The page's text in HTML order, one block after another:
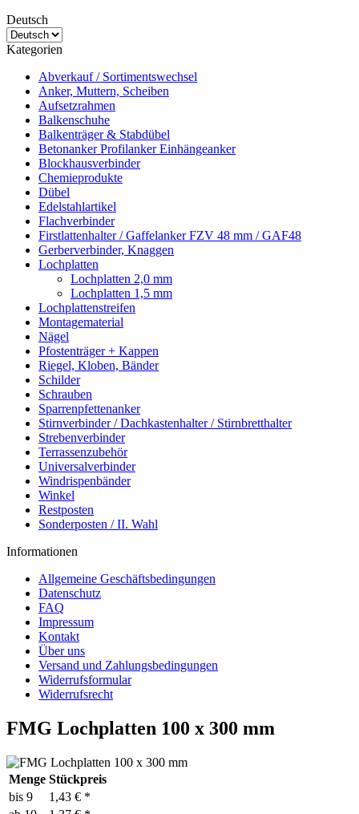
Deutsch
Kategorien
Abverkauf / Sortimentswechsel
Anker, Muttern, Scheiben
Aufsetzrahmen
Balkenschuhe
Balkenträger & Stabdübel
Betonanker Profilanker Einhängeanker
Blockhausverbinder
Chemieprodukte
Dübel
Edelstahlartikel
Flachverbinder
Firstlattenhalter / Gaffelanker FZV 48 mm / GAF48
Gerberverbinder, Knaggen
Lochplatten
Lochplatten 2,0 mm
Lochplatten 1,5 mm
Lochplattenstreifen
Montagematerial
Nägel
Pfostenträger + Kappen
Riegel, Kloben, Bänder
Schilder
Schrauben
Sparrenpfettenanker
Stirnverbinder / Dachkastenhalter / Stirnbretthalter
Strebenverbinder
Terrassenzubehör
Universalverbinder
Windrispenbänder
Winkel
Restposten
Sonderposten / II. Wahl
Informationen
Allgemeine Geschäftsbedingungen
Datenschutz
FAQ
Impressum
Kontakt
Über uns
Versand und Zahlungsbedingungen
Widerrufsformular
Widerrufsrecht
FMG Lochplatten 100 x 300 mm
Menge Stückpreis
bis 9
1,43 € *